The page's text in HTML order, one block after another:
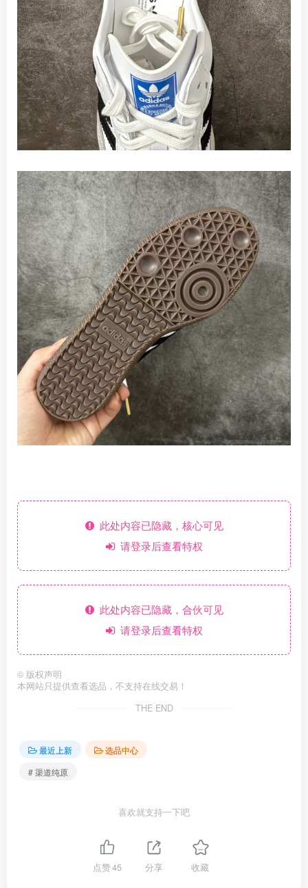
此处内容已隐藏，核心可见
请登录后查看特权
此处内容已隐藏，合伙可见
请登录后查看特权
© 版权声明
本网站只提供查看选品，不支持在线交易！
THE END
最近上新
选品中心
# 渠道纯原
喜欢就支持一下吧
点赞45 分享 收藏